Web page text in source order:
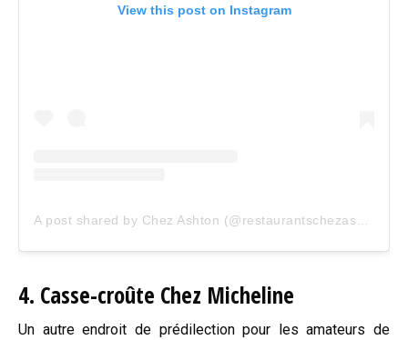
View this post on Instagram
4. Casse-croûte Chez Micheline
Un autre endroit de prédilection pour les amateurs de